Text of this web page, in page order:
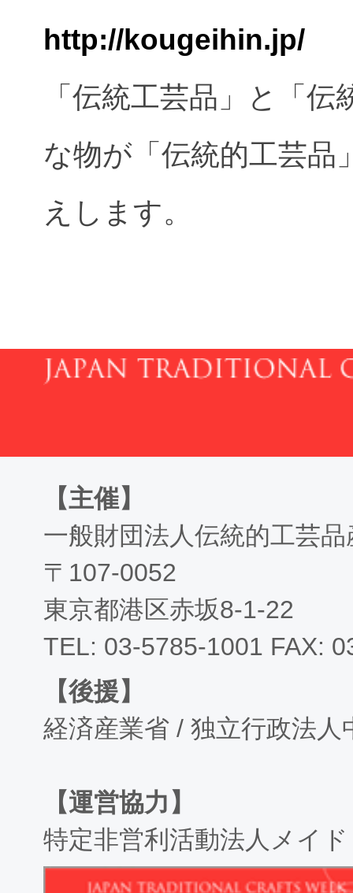
http://kougeihin.jp/
「伝統工芸品」と「
な物が「伝統的工芸品
えします。
【主催】
一般財団法人伝統的工芸
〒107-0052
東京都港区赤坂8-1-22
TEL: 03-5785-1001 FAX:
【後援】
経済産業省 / 独立行政法
【運営協力】
特定非営利活動法人メイ